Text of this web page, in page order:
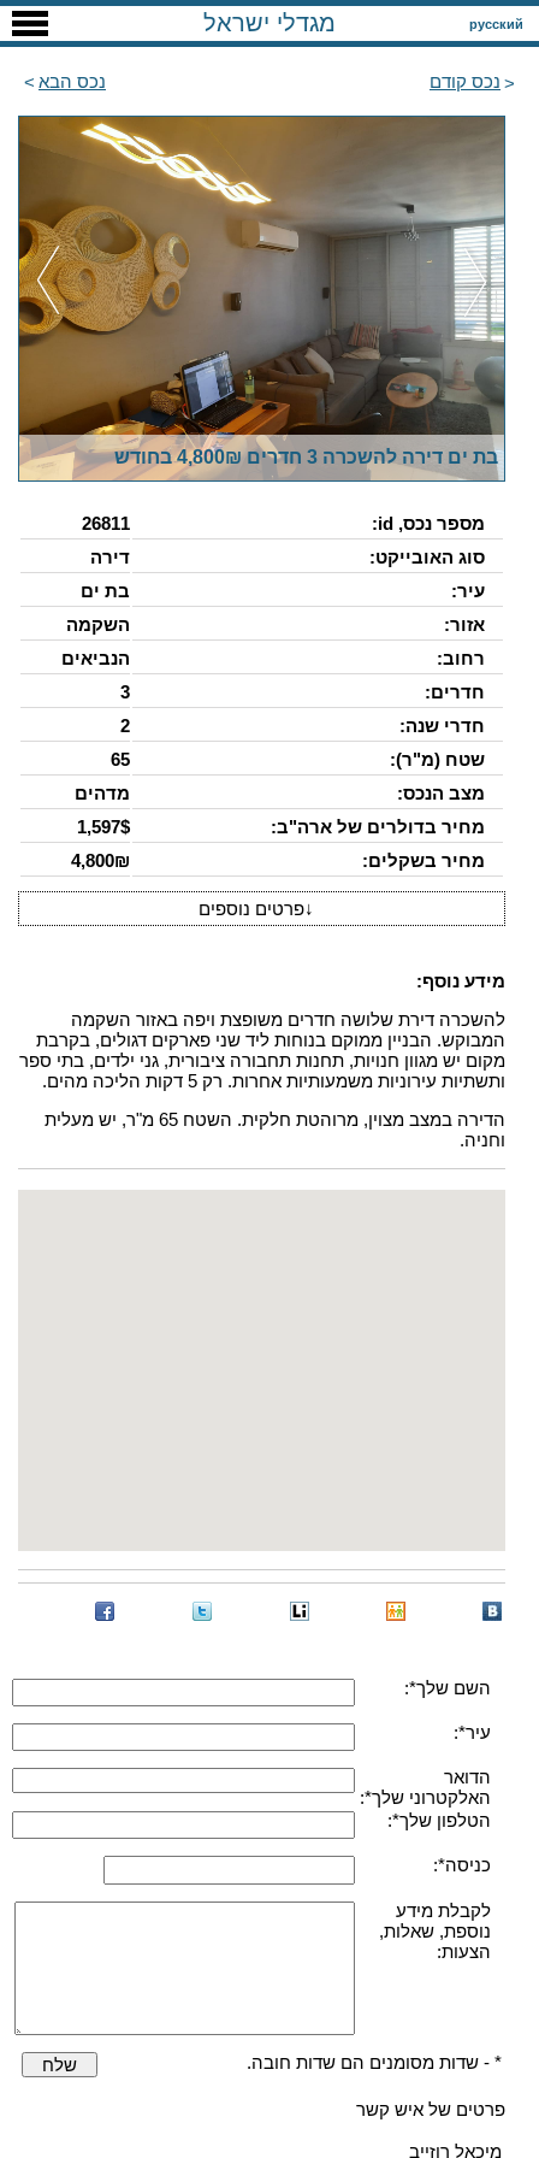
русский מגדלי ישראל
נכס קודם נכס הבא
בת ים דירה להשכרה 3 חדרים 4,800₪ בחודש
מספר נכס, id:
26811
סוג האובייקט:
דירה
עיר:
בת ים
אזור:
השקמה
רחוב:
הנביאים
חדרים:
3
חדרי שנה:
2
שטח (מ"ר):
65
מצב הנכס:
מדהים
מחיר בדולרים של ארה"ב:
1,597$
מחיר בשקלים:
4,800₪
↓פרטים נוספים
מידע נוסף:
להשכרה דירת שלושה חדרים משופצת ויפה באזור השקמה
המבוקש. הבניין ממוקם בנוחות ליד שני פארקים דגולים, בקרבת
מקום יש מגוון חנויות, תחנות תחבורה ציבורית, גני ילדים, בתי ספר
ותשתיות עירוניות משמעותיות אחרות. רק 5 דקות הליכה מהים.
הדירה במצב מצוין, מרוהטת חלקית. השטח 65 מ"ר, יש מעלית
וחניה.
השם שלך*:
עיר*:
הדואר
האלקטרוני שלך*:
הטלפון שלך*:
כניסה*:
לקבלת מידע
נוספת, שאלות,
הצעות:
* - שדות מסומנים הם שדות חובה. שלח
פרטים של איש קשר
מיכאל רוזייב